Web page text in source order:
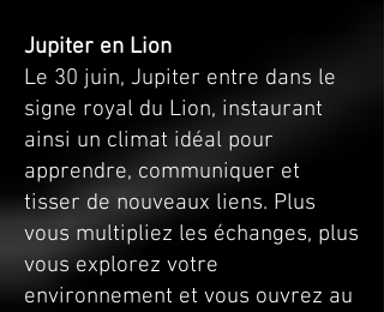
Jupiter en Lion
Le 30 juin, Jupiter entre dans le
signe royal du Lion, instaurant
ainsi un climat idéal pour
apprendre, communiquer et
tisser de nouveaux liens. Plus
vous multipliez les échanges, plus
vous explorez votre
environnement et vous ouvrez au